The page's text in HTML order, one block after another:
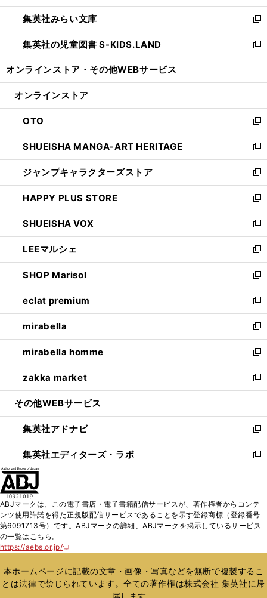
開
く
ウ
で
開
く
ン
ド
ウ
で
ウ
ィ
ン
ド
開
集英社みらい文庫
新
し
い
ン
ウ
で
開
く
集英社の児童図書 S-KIDS.LAND
新
ウ
ン
ド
ウ
で
開
く
オンラインストア・ その他WEBサービス
オンラインストア
OTO
新
し
い
ウ
ィ
ン
ド
ウ
で
開
く
SHUEISHA MANGA-ART HERITAGE
新
し
い
ウ
ィ
ン
ド
ウ
で
開
く
ジャンプキャラクターズストア
新
し
い
ウ
ィ
ン
ド
ウ
で
開
く
HAPPY PLUS STORE
新
し
い
ウ
ィ
ン
ド
ウ
で
開
く
SHUEISHA VOX
新
し
い
ウ
ィ
ン
ド
ウ
で
開
く
LEEマルシェ
新
し
い
ウ
ィ
ン
ド
ウ
で
開
く
SHOP Marisol
新
し
い
ウ
ィ
ン
ド
ウ
で
開
eclat premium
新
し
い
ウ
ィ
ン
ド
ウ
開
く
mirabella
新
し
い
ウ
ィ
ン
ウ
で
開
く
mirabella homme
新
し
い
ウ
ン
ド
ウ
で
zakka market
新
し
ウ
ィ
ン
ド
く
その他WEBサービス
集英社アドナビ
新
し
い
ド
ウ
で
集英社エディターズ・ラボ
新
ィ
ン
ド
開
く
ABJマークは、この電子書店・電子書籍配信サービスが、著作権者からコンテ
ンツ使用許諾を得た正規版配信サービスであることを示す登録商標（登録番号
第6091713号）です。ABJマークの詳細、ABJマークを掲示しているサービス
の一覧はこちら。
https://aebs.or.jp/
新
い
ウ
ィ
本ホームページに記載の文章・画像・写真などを無断で複製するこ
とは法律で禁じられています。全ての著作権は株式会社 集英社に帰